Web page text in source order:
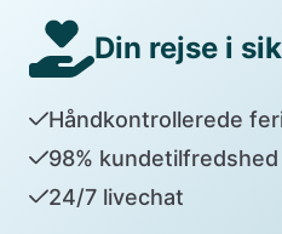
Din rejse i
Håndkontrollerede
98% kundetilfredshed
24/7 livechat